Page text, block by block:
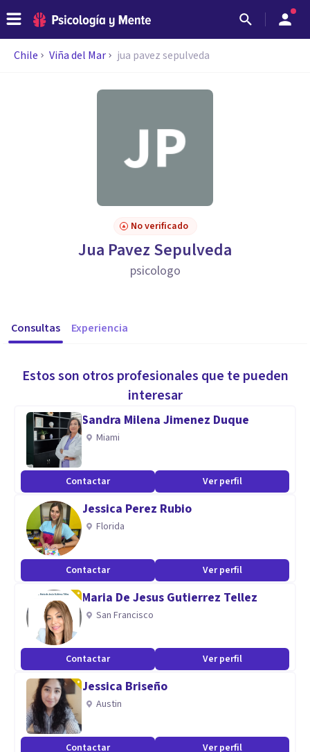
Chile Viña del Mar jua pavez sepulveda
No verificado
Jua Pavez Sepulveda
psicologo
Consultas Experiencia
Estos son otros profesionales que te pueden
interesar
Sandra Milena Jimenez Duque
Miami
Contactar Ver perfil
Jessica Perez Rubio
Florida
Contactar Ver perfil
Maria De Jesus Gutierrez Tellez
San Francisco
Contactar Ver perfil
Jessica Briseño
Austin
Contactar Ver perfil